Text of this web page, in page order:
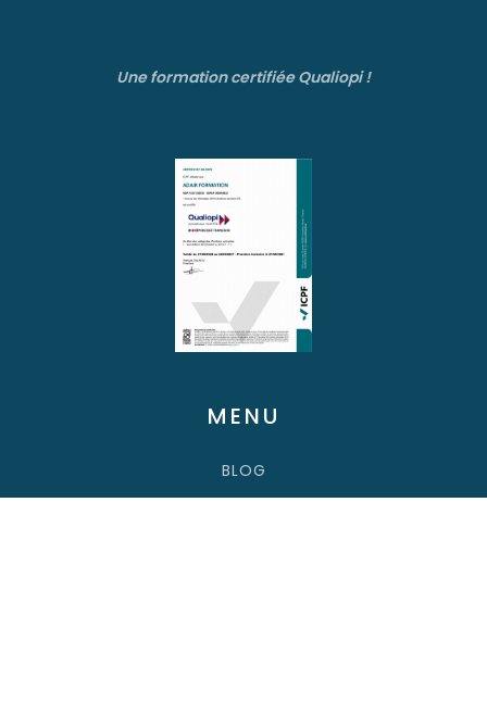
Une formation certifiée Qualiopi !
MENU
BLOG